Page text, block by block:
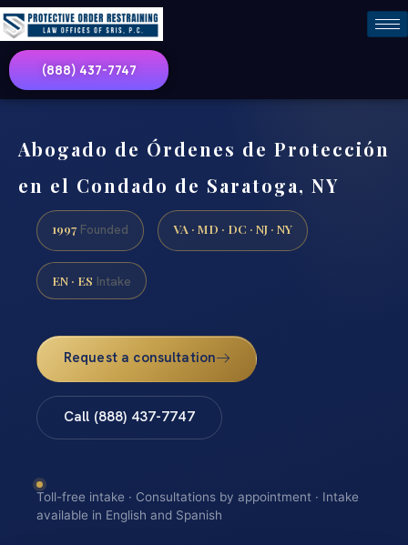
(888) 437-7747
Abogado de Órdenes de Protección
en el Condado de Saratoga, NY
1997 Founded VA · MD · DC · NJ · NY
EN · ES Intake
Request a consultation
Call (888) 437-7747
Toll-free intake · Consultations by appointment · Intake
available in English and Spanish